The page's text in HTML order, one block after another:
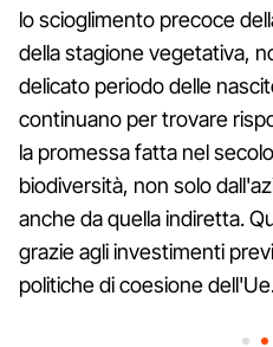
lo scioglimento precoce
della stagione vegetativa,
delicato periodo delle
continuano per trovare
la promessa fatta nel
biodiversità, non solo
anche da quella indiretta.
grazie agli investimenti
politiche di coesione